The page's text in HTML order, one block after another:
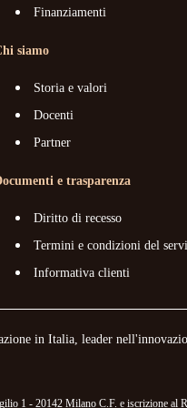
Finanziamenti
siamo
Storia e valori
Docenti
Partner
e trasparenza
Diritto di recesso
Termini e condizioni del
Informativa clienti
in Italia, leader
1 - 20142 Milano C.F. e iscrizione